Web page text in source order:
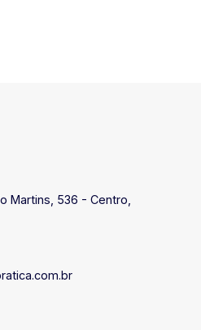
Martins, 536 - Centro,